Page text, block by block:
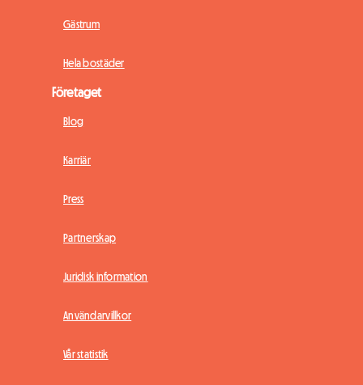
Gästrum
Hela bostäder
Företaget
Blog
Karriär
Press
Partnerskap
Juridisk information
Användarvillkor
Vår statistik